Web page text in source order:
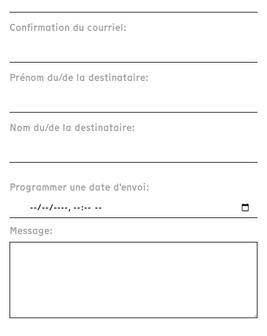
Confirmation du courriel:
Prénom du/de la destinataire:
Nom du/de la destinataire:
Programmer une date d'envoi:
Message: